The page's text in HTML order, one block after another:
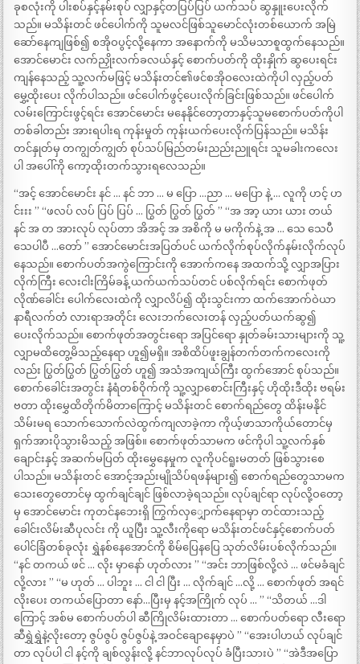
ခုစလုံးကို ပါးစပ်နှင့်နမ်းစုပ် လျှာနှင့်တပြပ်ပြပ် ယက်သပ် ဆွနှူးပေးလိုက်
သည်။ မသိန်းတင် ဖင်ပေါက်ကို သူမလင်ဖြစ်သူမောင်လုံးတစ်ယောက် အမြဲ
ဆော်နေကျဖြစ်၍ စအိုဝပွင့်လို့နေကာ အနောက်ကို မသိမသာစူထွက်နေသည်။
အောင်မောင်း လက်ညှိုးလက်ခလယ်နှင့် စောက်ပတ်ကို ထိုးနှိုက် ဆွပေးရင်း
ကျန်နေသည့် သူ့လက်မဖြင့် မသိန်းတင်၏ဖင်စအိုဝလေးထဲကိုပါ လှည့်ပတ်
မွှေ့ထိုးပေး လိုက်ပါသည်။ ဖင်ပေါက်ဖွင့်ပေးလိုက်ခြင်းဖြစ်သည်။ ဖင်ပေါက်
လမ်းကြောင်းဖွင့်ရင်း အောင်မောင်း မနေနိုင်တော့တာနှင့်သူမစောက်ပတ်ကိုပါ
တစ်ခါတည်း အားရပါးရ ကုန်းမှုတ် ကုန်းယက်ပေးလိုက်ပြန်သည်။ မသိန်း
တင်နှုတ်မှ တကျွတ်ကျွတ် စုပ်သပ်မြည်တမ်းညည်းညူရင်း သူမခါးကလေး
ပါ အပေါ်ကို ကော့ထိုးတက်သွားရလေသည်။
“အင့် အောင်မောင်း နင် … နင် ဘာ … မ ပြော …ညာ … မပြော နဲ့ … လူကို ဟင့် ဟ
င်းးး ” “ဖလပ် လပ် ပြပ် ပြပ် … ပြွတ် ပြွတ် ပြွတ် ” “အ အာ့ ယား ယား တယ်
နင် အ တ အားလုပ် လုပ်တာ အိအင့် အ အစိကို မ မကိုက်နဲ့ အ … သေ သေပီ
သေပါပီ …တော် ” အောင်မောင်းအပြတ်ပင် ယက်လိုက်စုပ်လိုက်နမ်းလိုက်လုပ်
နေသည်။ စောက်ပတ်အကွဲကြောင်းကို အောက်ကနေ အထက်သို့ လျှာအပြား
လိုက်ကြီး လေးငါးကြိမ်ခန့် ယက်ယက်သပ်တင် ပစ်လိုက်ရင်း စောက်ဖုတ်
လိုဏ်ခေါင်း ပေါက်လေးထဲကို လျှာလိပ်၍ ထိုးသွင်းကာ ထက်အောက်ဝဲယာ
နာရီလက်တံ လားရာအတိုင်း လေးဘက်လေးတန် လှည့်ပတ်ယက်ဆွ၍
ပေးလိုက်သည်။ စောက်ဖုတ်အတွင်းရော အပြင်ရော နှုတ်ခမ်းသားများကို သူ့
လျှာမထိတွေ့မိသည့်နေရာ ဟူ၍မရှိ။ အစိထိပ်ဖူးချွန်တက်တက်ကလေးကို
လည်း ပြွတ်ပြွတ် ပြွတ်ပြွတ် ဟူ၍ အသံအကျယ်ကြီး ထွက်အောင် စုပ်သည်။
စောက်ခေါင်းအတွင်း နံရံတစ်ဝိုက်ကို သူ့လျှာစောင်းကြီးနှင့် ဟိုထိုးဒီထိုး ဗရမ်း
ဗတာ ထိုးမွှေထိတိုက်မိတာကြောင့် မသိန်းတင် စောက်ရည်တွေ ထိန်းမနိုင်
သိမ်းမရ သောက်သောက်လဲထွက်ကျလာခဲ့ကာ ကိုယ့်ဖာသာကိုယ်တောင်မှ
ရှက်အားပိုသွားမိသည့် အဖြစ်။ စောက်ဖုတ်သာမက ဖင်ကိုပါ သူ့လက်နှစ်
ချောင်းနှင့် အဆက်မပြတ် ထိုးမွှေနေမှုက လူကိုပင်ရူးမတတ် ဖြစ်သွားစေ
ပါသည်။ မသိန်းတင် အောင့်အည်းမျိုသိပ်ရဖန်များ၍ စောက်ရည်တွေသာမက
သေးတွေတောင်မှ ထွက်ချင်ချင် ဖြစ်လာခဲ့ရသည်။ လုပ်ချင်ရာ လုပ်လို့ဝတော့
မှ အောင်မောင်း ကုတင်နဘေးရှိ ကြွက်လှျှောက်နေရာမှာ တင်ထားသည့်
ခေါင်းလိမ်းဆီပုလင်း ကို ယူပြီး သူ့လီးကိုရော မသိန်းတင်ဖင်နှင့်စောက်ပတ်
ပေါင်ခြံတစ်ခုလုံး ရွှဲနစ်နေအောင်ကို စိမ်ပြေနပြေ သုတ်လိမ်းပစ်လိုက်သည်။
“နင် တကယ် ဖင် … လိုး မှာနော် ဟုတ်လား ” “အင်း ဘာဖြစ်လို့လဲ … ဖင်မခံချင်
လို့လား ” “မ ဟုတ် … ပါဘူး … ငါ ငါ ပြီး … လိုက်ချင် …လို့ … စောက်ဖုတ် အရင်
လိုးပေး တကယ်ပြောတာ နော်…ပြီးမှ နင့်အကြိုက် လုပ် … ” “သိတယ် …ဒါ
ကြောင့် အစ်မ စောက်ပတ်ပါ ဆီကြိုလိမ်းထားတာ … စောက်ပတ်ရော လီးရော
ဆီရွှဲရွှဲနဲ့လိုးတော့ ဇွပ်ဇွပ် ဇွပ်ဇွပ်နဲ့ အဝင်ချောနေမှာပဲ ” “အေးပါဟယ် လုပ်ချင်
တာ လုပ်ပါ ငါ နင့်ကို ချစ်လွန်းလို့ နင်ဘာလုပ်လုပ် ခံပြီးသားပဲ ” “အဲဒီအပြော